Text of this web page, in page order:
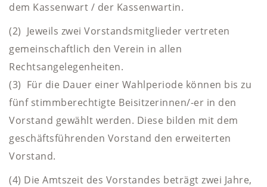
dem Kassenwart / der Kassenwartin.
(2) Jeweils zwei Vorstandsmitglieder vertreten
gemeinschaftlich den Verein in allen
Rechtsangelegenheiten.
(3) Für die Dauer einer Wahlperiode können bis zu
fünf stimmberechtigte Beisitzerinnen/-er in den
Vorstand gewählt werden. Diese bilden mit dem
geschäftsführenden Vorstand den erweiterten
Vorstand.
(4) Die Amtszeit des Vorstandes beträgt zwei Jahre,